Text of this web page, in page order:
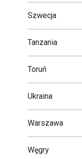
Szwecja
Tanzania
Toruń
Ukraina
Warszawa
Węgry